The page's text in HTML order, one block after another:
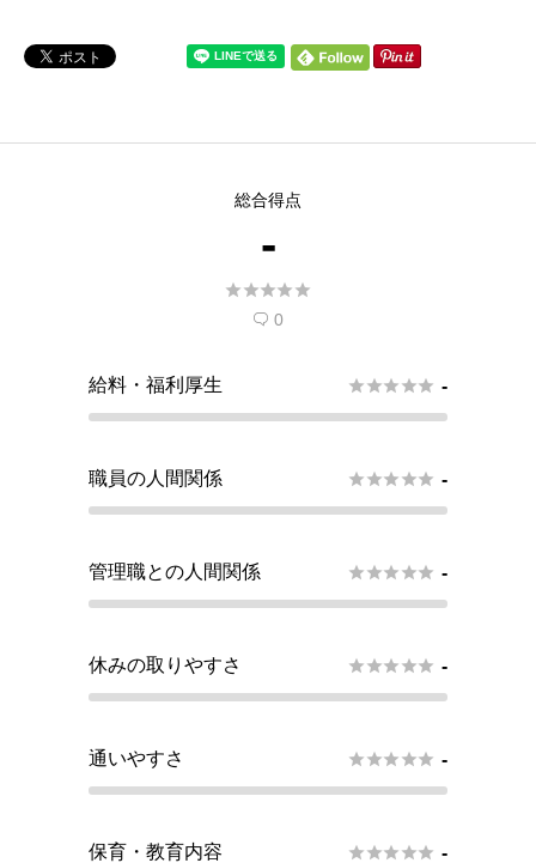
総合得点
-

 0
給料・福利厚生  -
職員の人間関係  -
管理職との人間関係  -
休みの取りやすさ  -
通いやすさ  -
保育・教育内容  -